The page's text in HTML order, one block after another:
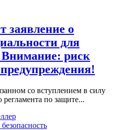
заявление о
для
риск
со вступлением в силу
регламента по защите...